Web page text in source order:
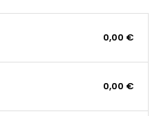
0,00 €
0,00 €